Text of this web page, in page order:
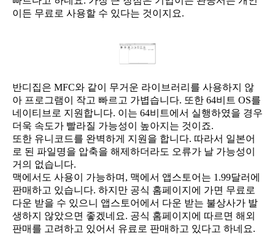
이든 무료로 사용할 수 있다는 것이지요.
반디집은 MFC와 같이 무거운 라이브러리를 사용하지 않
아 프로그램이 작고 빠르고 가볍습니다. 또한 64비트 OS를
네이티브로 지원합니다. 이는 64비트에서 실행하였을 경우
더욱 속도가 빨라질 가능성이 높아지는 것이죠.
또한 유니코드를 완벽하게 지원을 합니다. 따라서 일본어
로 된 파일명을 압축을 해제하더라도 오류가 날 가능성이
거의 없습니다.
맥에서도 사용이 가능하며, 맥에서 앱스토어는 1.99달러에
판매하고 있습니다. 하지만 공식 홈페이지에 가면 무료로
다운 받을 수 있으니 앱스토어에서 다운 받는 불상사가 발
생하지 않았으면 좋겠네요. 공식 홈페이지에 따르면 해외
판매를 고려하고 있어서 유료로 판매하고 있다고 하네요.